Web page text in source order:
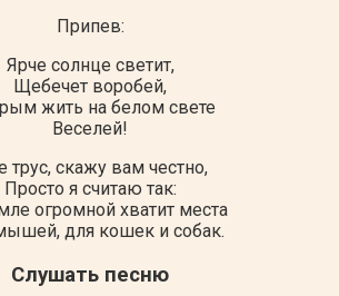
Припев:
Ярче солнце светит,
Щебечет воробей,
жить на белом свете
Веселей!
трус, скажу вам честно,
Просто я считаю так:
огромной хватит места
для кошек и собак.
Слушать песню